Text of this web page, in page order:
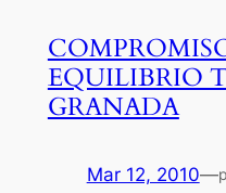
EQUILIBRIO
GRANADA
Mar 12, 2010—